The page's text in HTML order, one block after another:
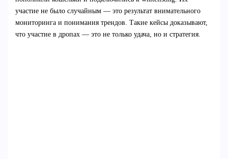
участие не было случайным — это результат внимательного
мониторинга и понимания трендов. Такие кейсы доказывают,
что участие в дропах — это не только удача, но и стратегия.